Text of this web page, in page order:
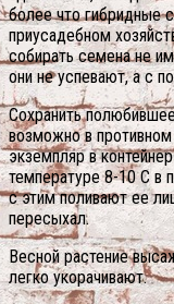
более что гибридные
приусадебном
собирать семена не
они не успевают, а с
Сохранить
возможно в
экземпляр в
температуре 8-10 С в
с этим поливают ее
пересыхал.
Весной растение
легко укорачивают.